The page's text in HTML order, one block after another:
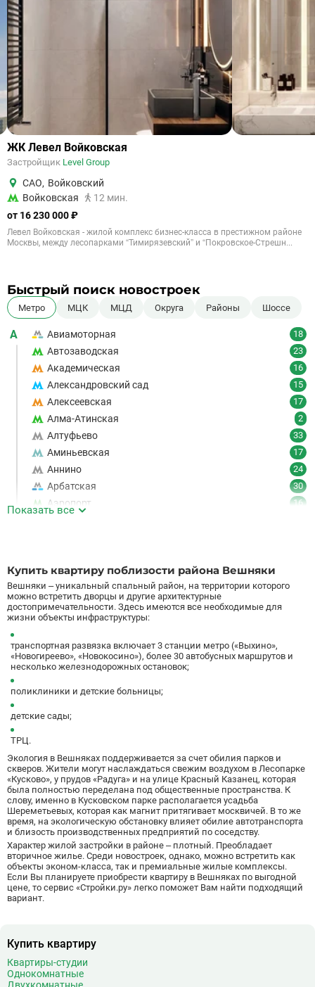
ЖК Левел Войковская
Застройщик Level Group
САО, Войковский
Войковская
12 мин.
от 16 230 000 ₽
Левел Войковская - жилой комплекс бизнес-класса в престижном районе
Москвы, между лесопарками “Тимирязевский” и “Покровское-Стрешн...
Быстрый поиск новостроек
Метро МЦК МЦД Округа Районы Шоссе
А Авиамоторная 18
Автозаводская 23
Академическая 16
Александровский сад 15
Алексеевская 17
Алма-Атинская 2
Алтуфьево 33
Аминьевская 17
Аннино 24
Арбатская 30
Аэропорт 16
Баррикадная
Бауманская
Беговая
Белорусская
Беляево
Библиотека имени Ленина
Битцевский парк
Боровское шоссе
Ботанический сад 20
Братиславская
Бульвар Адмирала Ушакова 5
Бульвар Дмитрия Донского
Бульвар Рокоссовского
Бунинская аллея
Бутырская 13
В
ВДНХ
Владыкино
Показать все
Купить квартиру поблизости района Вешняки
Вешняки – уникальный спальный район, на территории которого
можно встретить дворцы и другие архитектурные
достопримечательности. Здесь имеются все необходимые для
жизни объекты инфраструктуры:
транспортная развязка включает 3 станции метро («Выхино»,
«Новогиреево», «Новокосино»), более 30 автобусных маршрутов и
несколько железнодорожных остановок;
поликлиники и детские больницы;
детские сады;
ТРЦ.
Экология в Вешняках поддерживается за счет обилия парков и
скверов. Жители могут наслаждаться свежим воздухом в Лесопарке
«Кусково», у прудов «Радуга» и на улице Красный Казанец, которая
была полностью переделана под общественные пространства. К
слову, именно в Кусковском парке располагается усадьба
Шереметьевых, которая как магнит притягивает москвичей. В то же
время, на экологическую обстановку влияет обилие автотранспорта
и близость производственных предприятий по соседству.
Характер жилой застройки в районе – плотный. Преобладает
вторичное жилье. Среди новостроек, однако, можно встретить как
объекты эконом-класса, так и премиальные жилые комплексы.
Если Вы планируете приобрести квартиру в Вешняках по выгодной
цене, то сервис «Стройки.ру» легко поможет Вам найти подходящий
вариант.
Купить квартиру
Квартиры-студии
Однокомнатные